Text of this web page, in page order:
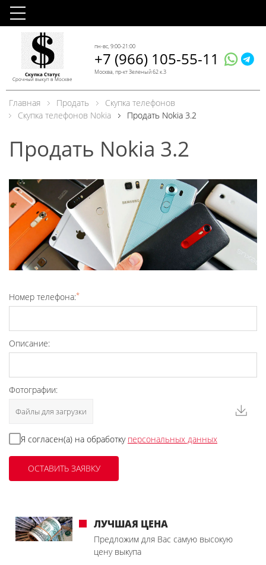
Скупка Статус
Срочный выкуп в Москве
пн-вс, 9:00-21:00
+7 (966) 105-55-11
Москва, пр-кт Зеленый 62 к.3
Главная Продать
Скупка телефонов
Скупка телефонов Nokia
Продать Nokia 3.2
Продать Nokia 3.2
Номер телефона:*
Описание:
Фотографии:
Файлы для загрузки
Я согласен(а) на обработку персональных данных
ЛУЧШАЯ ЦЕНА
Предложим для Вас самую высокую
цену выкупа